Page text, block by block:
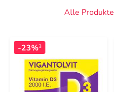
Alle
-23%3